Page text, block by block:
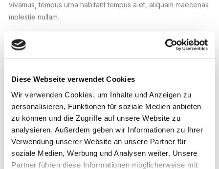
Diese Webseite verwendet Cookies
Wir verwenden Cookies, um Inhalte und Anzeigen zu
personalisieren, Funktionen für soziale Medien anbieten
zu können und die Zugriffe auf unsere Website zu
analysieren. Außerdem geben wir Informationen zu Ihrer
Verwendung unserer Website an unsere Partner für
soziale Medien, Werbung und Analysen weiter. Unsere
Partner führen diese Informationen möglicherweise mit
vivamus, tempus urna habitant tempus a et, aliquam maecenas
molestie nullam.
[/threecol_one]
Three Columns
Pellentesque risus diam vestibulum phasellus, aliquam
vivamus, tempus urna habitant tempus a et, aliquam maecenas
molestie nullam.
[/threecol_one]